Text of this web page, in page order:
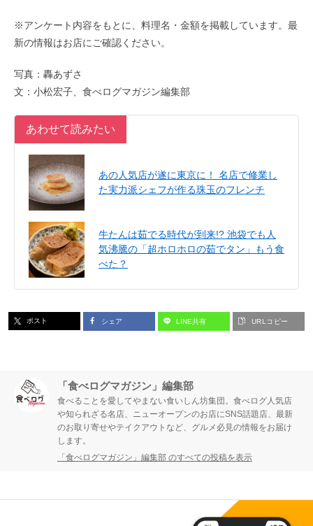
※アンケート内容をもとに、料理名・金額を掲載しています。最
新の情報はお店にご確認ください。
写真：轟あずさ
文：小松宏子、食べログマガジン編集部
あわせて読みたい
あの人気店が遂に東京に！ 名店で修業し
た実力派シェフが作る珠玉のフレンチ
牛たんは茹でる時代が到来!? 池袋でも人
気沸騰の「超ホロホロの茹でタン」もう食
べた？
ポスト シェア LINE共有 URLコピー
「食べログマガジン」編集部
食べることを愛してやまない食いしん坊集団。食べログ人気店
や知られざる名店、ニューオープンのお店にSNS話題店、最新
のお取り寄せやテイクアウトなど、グルメ必見の情報をお届け
します。
「食べログマガジン」編集部 のすべての投稿を表示